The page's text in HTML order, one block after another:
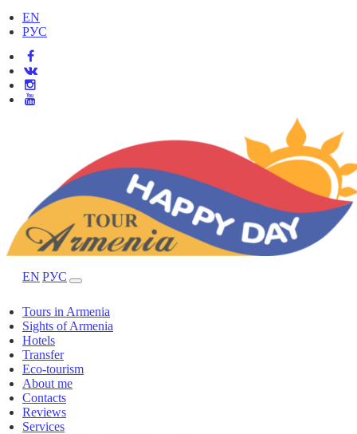
EN
РУС
EN РУС
Tours in Armenia
Sights of Armenia
Hotels
Transfer
Eco-tourism
About me
Contacts
Reviews
Services